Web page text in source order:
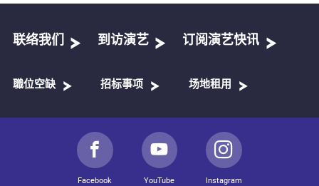
联络我们 到访演艺 订阅演艺快讯
職位空缺 招标事项 场地租用
Facebook YouTube Instagram